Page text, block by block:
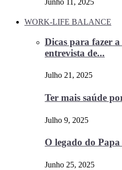
WORK-LIFE BALANCE
Dicas para fazer
entrevista de...
Julho 21, 2025
Ter mais saúde
Julho 9, 2025
O legado do
Junho 25, 2025